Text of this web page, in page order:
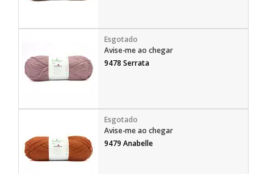
Avise-me ao chegar
9478 Serrata
Avise-me ao chegar
9479 Anabelle